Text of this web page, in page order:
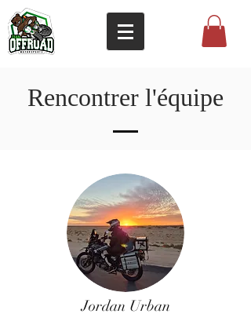
Rencontrer l'équipe
Jordan Urban